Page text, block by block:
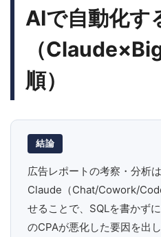
AIで自動化す
（
順）
結論
広告レポートの考察・分析は
Claude（Chat/Cowork/
せることで、SQLを書かず
のCPAが悪化した要因を出